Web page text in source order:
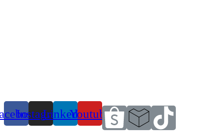
InstagramLinkedinYoutube